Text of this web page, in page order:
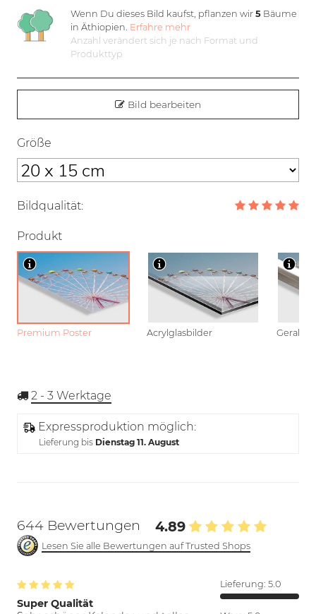
Wenn Du dieses Bild kaufst, pflanzen wir5 Bäume
in Äthiopien. Erfahre mehr
Anzahl verändert sich je nach Format und
Produkttyp
Bild bearbeiten
Größe
Bildqualität:
Produkt
Premium Poster Acrylglasbilder
2 - 3 Werktage
Expressproduktion möglich:
Lieferung bis Dienstag 11. August
644 Bewertungen 4.89
Lesen Sie alle Bewertungen auf Trusted Shops
Super Qualität
Lieferung: 5.0